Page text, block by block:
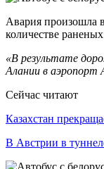
Авария произошла
количестве
«В результате
Алании в аэропорт
Сейчас читают
Казахстан
В Австрии в